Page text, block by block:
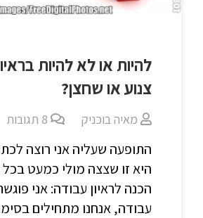
להיות או לא להיות
צנוע או שחצן?
מאיה בוכניק 8 תגובות
התופעה שעליה אני רוצה
היא זו שצצה מולי כמעט
הכנה לראיון עבודה: אני
עבודה, אנחנו מתחילים